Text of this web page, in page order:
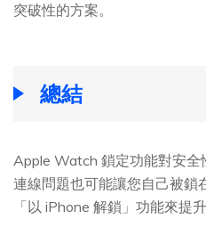
突破性的方案。
總結
Apple Watch 鎖定功能對安全
連線問題也可能讓您自己被鎖
「以 iPhone 解鎖」功能來提升